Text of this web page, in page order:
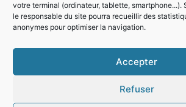
votre terminal (ordinateur, tablette, smartphone...).
le responsable du site pourra recueillir des
anonymes pour optimiser la navigation.
Accepter
Refuser